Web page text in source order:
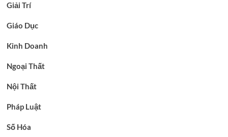
Giải Trí
Giáo Dục
Kinh Doanh
Ngoại Thất
Nội Thất
Pháp Luật
Số Hóa